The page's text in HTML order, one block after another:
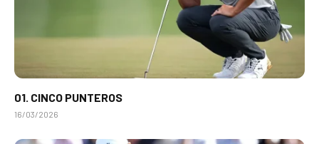
01. CINCO PUNTEROS
16/03/2026